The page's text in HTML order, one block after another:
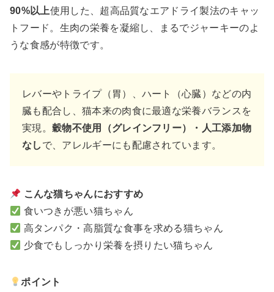
90%以上使用した、超高品質なエアドライ製法のキャッ
トフード。生肉の栄養を凝縮し、まるでジャーキーのよ
うな食感が特徴です。
レバーやトライプ（胃）、ハート（心臓）などの内
臓も配合し、猫本来の肉食に最適な栄養バランスを
実現。 穀物不使用（グレインフリー）・人工添加物
なし で、アレルギーにも配慮されています。
こんな猫ちゃんにおすすめ
食いつきが悪い猫ちゃん
高タンパク・高脂質な食事を求める猫ちゃん
少食でもしっかり栄養を摂りたい猫ちゃん
ポイント